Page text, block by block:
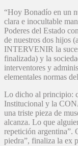
“Hoy Bonadío en un
clara e inocultable
Poderes del Estado
de nuestros dos hijos
INTERVENIR la
finalizada) y la
interventores y
elementales normas
Lo dicho al principio:
Institucional y la
una triste pieza de
alcanza. Lo que
repetición argentina”.
piedra”, finaliza la ex